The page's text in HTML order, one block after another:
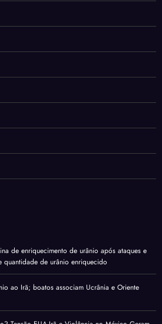
de enriquecimento de urânio após ataques e
quantidade de urânio enriquecido
ao Irã; boatos associam Ucrânia e Oriente